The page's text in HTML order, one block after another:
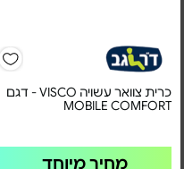
כרית צוואר עשויה VISCO - דגם
MOBILE COMFORT
מחיר מיוחד